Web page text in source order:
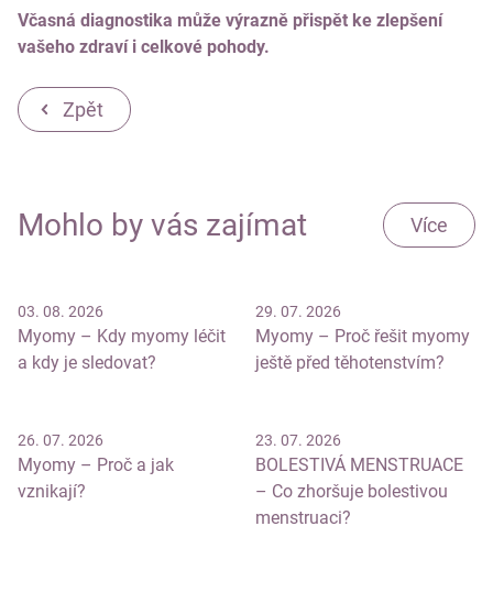
Včasná diagnostika může výrazně přispět ke zlepšení
vašeho zdraví i celkové pohody.
Zpět
Mohlo by vás zajímat Více
03. 08. 2026
Myomy – Kdy myomy léčit
a kdy je sledovat?
29. 07. 2026
Myomy – Proč řešit myomy
ještě před těhotenstvím?
26. 07. 2026
Myomy – Proč a jak
vznikají?
23. 07. 2026
BOLESTIVÁ MENSTRUACE
– Co zhoršuje bolestivou
menstruaci?